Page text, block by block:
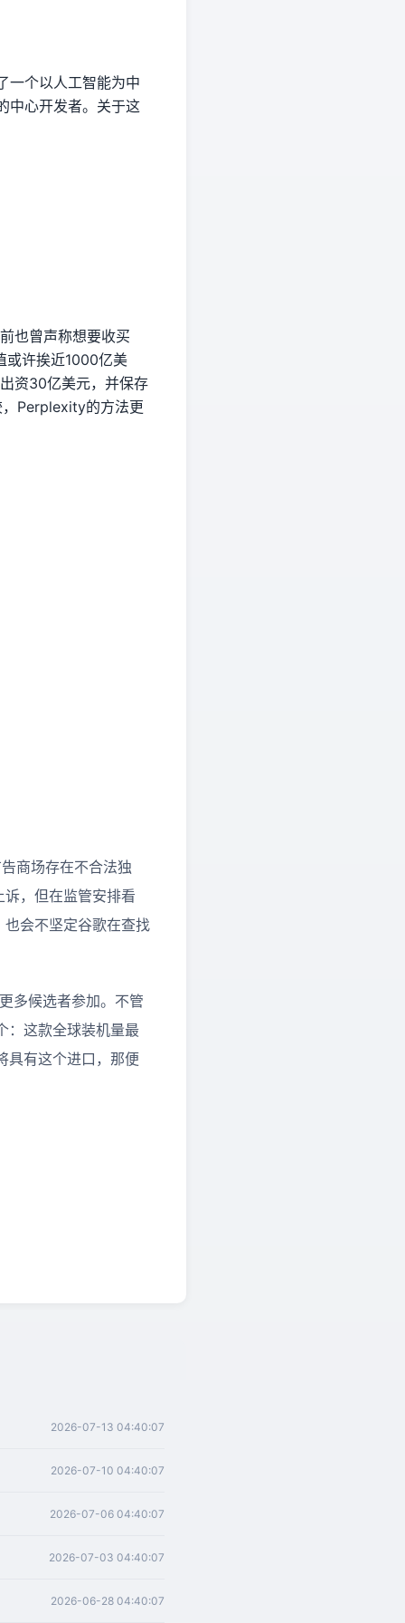
一个以人工智能为中
中心开发者。关于这
也曾声称想要收买
许挨近1000亿美
资30亿美元，并保存
Perplexity的方法更
商场存在不合法独
，但在监管安排看
会不坚定谷歌在查找
多候选者参加。不管
：这款全球装机量最
具有这个进口，那便
2026-07-13 04:40:07
2026-07-10 04:40:07
2026-07-06 04:40:07
2026-07-03 04:40:07
2026-06-28 04:40:07